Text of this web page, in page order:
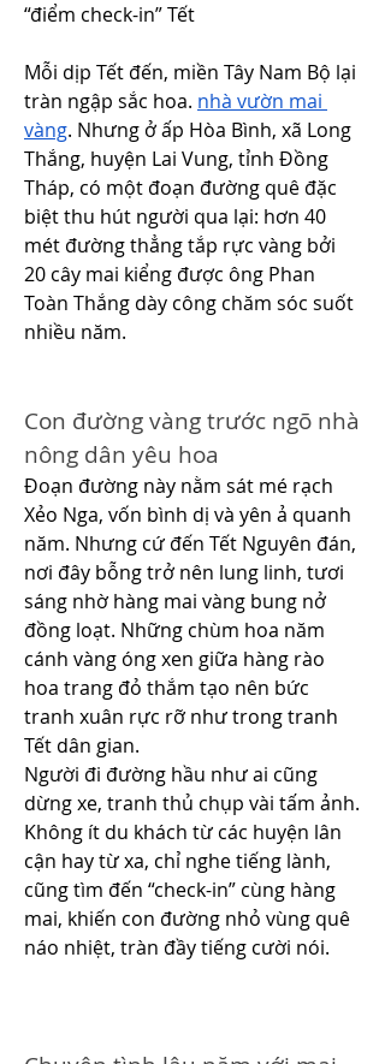
“điểm check-in” Tết
Mỗi dịp Tết đến, miền Tây Nam Bộ lại
tràn ngập sắc hoa. nhà vườn mai
vàng. Nhưng ở ấp Hòa Bình, xã Long
Thắng, huyện Lai Vung, tỉnh Đồng
Tháp, có một đoạn đường quê đặc
biệt thu hút người qua lại: hơn 40
mét đường thẳng tắp rực vàng bởi
20 cây mai kiểng được ông Phan
Toàn Thắng dày công chăm sóc suốt
nhiều năm.
Con đường vàng trước ngõ nhà
nông dân yêu hoa
Đoạn đường này nằm sát mé rạch
Xẻo Nga, vốn bình dị và yên ả quanh
năm. Nhưng cứ đến Tết Nguyên đán,
nơi đây bỗng trở nên lung linh, tươi
sáng nhờ hàng mai vàng bung nở
đồng loạt. Những chùm hoa năm
cánh vàng óng xen giữa hàng rào
hoa trang đỏ thắm tạo nên bức
tranh xuân rực rỡ như trong tranh
Tết dân gian.
Người đi đường hầu như ai cũng
dừng xe, tranh thủ chụp vài tấm ảnh.
Không ít du khách từ các huyện lân
cận hay từ xa, chỉ nghe tiếng lành,
cũng tìm đến “check-in” cùng hàng
mai, khiến con đường nhỏ vùng quê
náo nhiệt, tràn đầy tiếng cười nói.